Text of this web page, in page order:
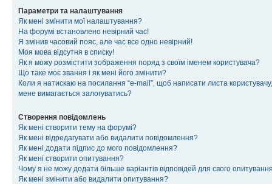
Параметри та налаштування
Як мені змінити мої налаштування?
На форумі встановлено невірний час!
Я змінив часовий пояс, але час все одно невірний!
Моя мова відсутня в списку!
Як я можу розмістити зображення поряд з своїм іменем користувача?
Що таке моє звання і як мені його змінити?
Коли я натискаю на посилання “e-mail”, щоб написати листа користувачу,
мене вимагається залогуватись?
Створення повідомлень
Як мені створити тему на форумі?
Як мені відредагувати або видалити повідомлення?
Як мені додати підпис до мого повідомлення?
Як мені створити опитування?
Чому я не можу додати більше варіантів відповідей для свого
Як мені змінити або видалити опитування?